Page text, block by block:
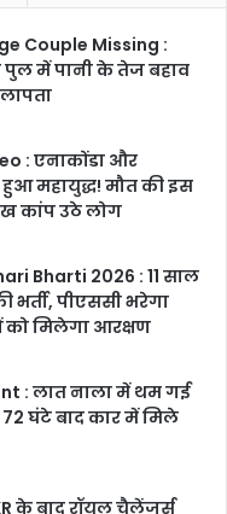
Couple Missing :
पुल में पानी के तेज बहाव
: एनाकोंडा और
महायुद्ध! मौत की इस
कांप उठे लोग
Bharti 2026 : 11 साल
भर्ती, पीएससी भरेगा
को मिलेगा आरक्षण
: लात नाला में थम गई
घंटे बाद कार में मिले
के बाद रॉयल चैलेंजर्स